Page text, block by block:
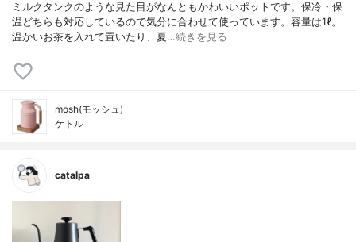
ミルクタンクのような見た目がなんともかわいいポットです。保冷・保
温どちらも対応しているので気分に合わせて使っています。容量は1ℓ。
温かいお茶を入れて置いたり、夏…続きを見る
mosh(モッシュ)
ケトル
catalpa